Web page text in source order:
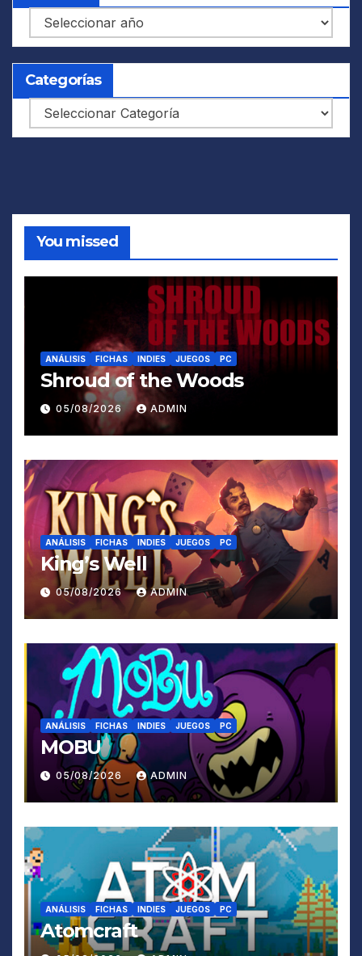
Archivos
Categorías
Categorías
You missed
ANÁLISIS FICHAS INDIES JUEGOS PC
Shroud of the Woods
05/08/2026 ADMIN
ANÁLISIS FICHAS INDIES JUEGOS PC
King’s Well
05/08/2026 ADMIN
ANÁLISIS FICHAS INDIES JUEGOS PC
MOBU
05/08/2026 ADMIN
ANÁLISIS FICHAS INDIES JUEGOS PC
Atomcraft